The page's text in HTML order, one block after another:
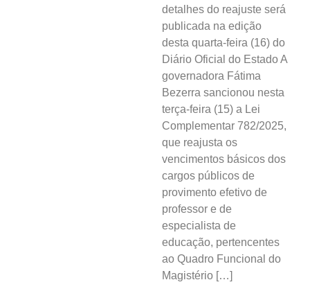
detalhes do reajuste será
publicada na edição
desta quarta-feira (16) do
Diário Oficial do Estado A
governadora Fátima
Bezerra sancionou nesta
terça-feira (15) a Lei
Complementar 782/2025,
que reajusta os
vencimentos básicos dos
cargos públicos de
provimento efetivo de
professor e de
especialista de
educação, pertencentes
ao Quadro Funcional do
Magistério […]